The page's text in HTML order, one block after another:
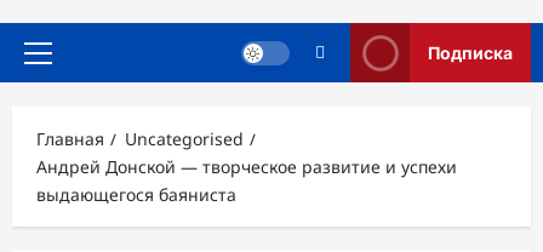
Основное
Подписка
Главная
Uncategorised
Андрей Донской — творческое развитие и успехи
выдающегося баяниста